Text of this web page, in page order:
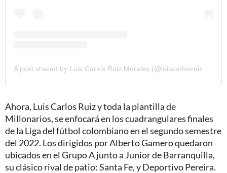
Ahora, Luis Carlos Ruiz y toda la plantilla de
Millonarios, se enfocará en los cuadrangulares finales
de la Liga del fútbol colombiano en el segundo semestre
del 2022. Los dirigidos por Alberto Gamero quedaron
ubicados en el Grupo A junto a Junior de Barranquilla,
su clásico rival de patio: Santa Fe, y Deportivo Pereira.